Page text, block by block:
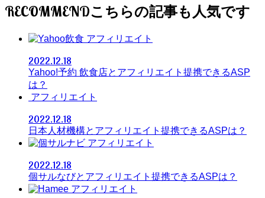
RECOMMEND
アフィリエイト
2022.12.18
Yahoo!予約 飲食店とアフィリエイト提携できるASP
は？
アフィリエイト
2022.12.18
日本人材機構とアフィリエイト提携できるASPは？
アフィリエイト
2022.12.18
個サルなびとアフィリエイト提携できるASPは？
アフィリエイト